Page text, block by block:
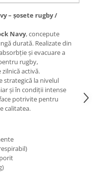
– șosete rugby /
Navy, concepute
durată. Realizate din
și evacuare a
rugby,
activă.
strategică la nivelul
și în condiții intense
potrivite pentru
calitatea.